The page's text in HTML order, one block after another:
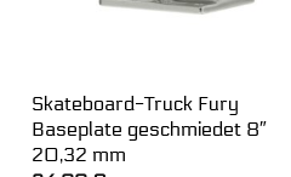
Skateboard-Truck Fury
Baseplate geschmiedet 8″
20,32 mm